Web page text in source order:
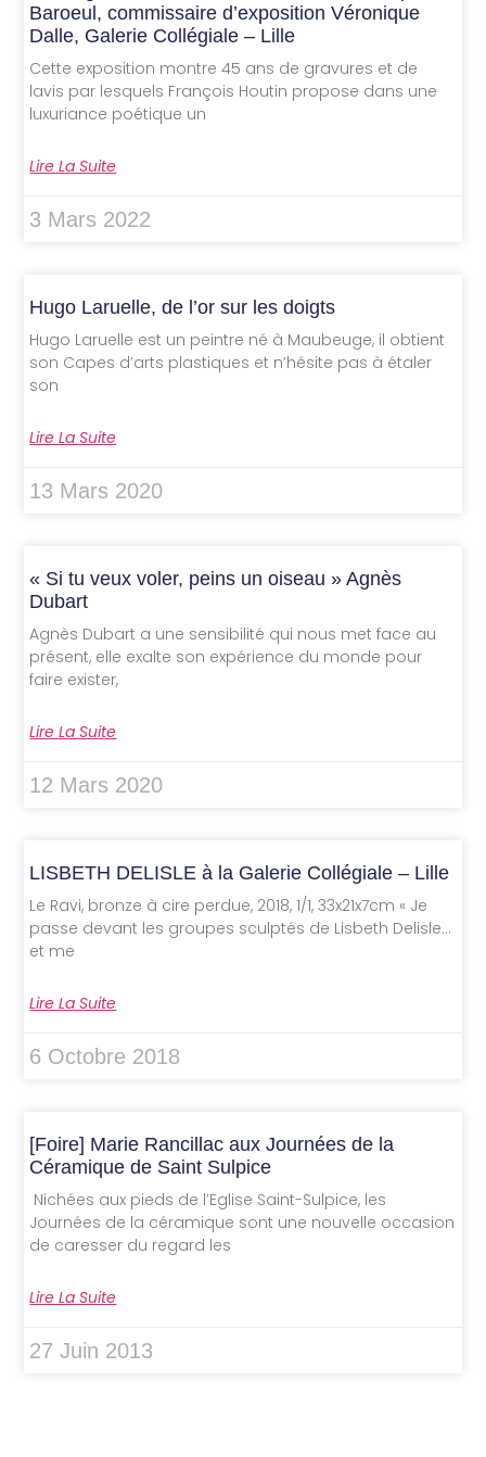
Baroeul, commissaire d’exposition Véronique
Dalle, Galerie Collégiale – Lille
Cette exposition montre 45 ans de gravures et de
lavis par lesquels François Houtin propose dans une
luxuriance poétique un
Lire La Suite
3 Mars 2022
Hugo Laruelle, de l’or sur les doigts
Hugo Laruelle est un peintre né à Maubeuge, il obtient
son Capes d’arts plastiques et n’hésite pas à étaler
son
Lire La Suite
13 Mars 2020
« Si tu veux voler, peins un oiseau » Agnès
Dubart
Agnès Dubart a une sensibilité qui nous met face au
présent, elle exalte son expérience du monde pour
faire exister,
Lire La Suite
12 Mars 2020
LISBETH DELISLE à la Galerie Collégiale – Lille
Le Ravi, bronze à cire perdue, 2018, 1/1, 33x21x7cm « Je
passe devant les groupes sculptés de Lisbeth Delisle…
et me
Lire La Suite
6 Octobre 2018
[Foire] Marie Rancillac aux Journées de la
Céramique de Saint Sulpice
Nichées aux pieds de l’Eglise Saint-Sulpice, les
Journées de la céramique sont une nouvelle occasion
de caresser du regard les
Lire La Suite
27 Juin 2013